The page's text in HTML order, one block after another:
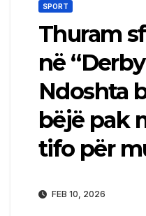
SPORT
Thuram
në
Ndoshta
bëjë pak
tifo për
FEB 10, 2026